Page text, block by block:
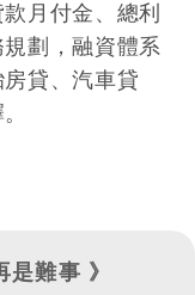
月付金、總利
劃，融資體系
貸、汽車貸
是難事 》